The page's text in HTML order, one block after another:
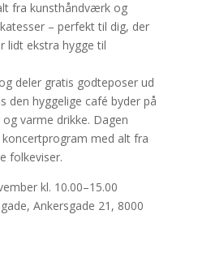
fra kunsthåndværk og
– perfekt til dig, der
lidt ekstra hygge til
deler gratis godteposer ud
den hyggelige café byder på
varme drikke. Dagen
med alt fra
folkeviser.
kl. 10.00–15.00
Ankersgade 21, 8000